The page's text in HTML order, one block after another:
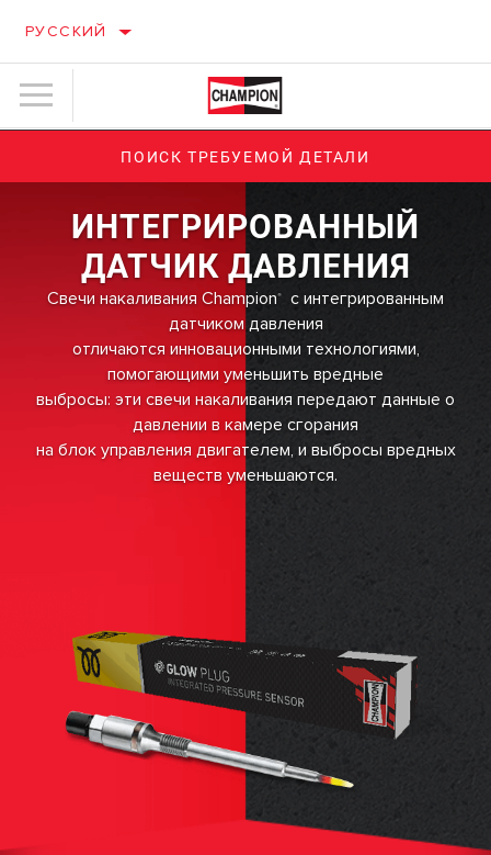
РУССКИЙ
ПОИСК ТРЕБУЕМОЙ ДЕТАЛИ
ИНТЕГРИРОВАННЫЙ
ДАТЧИК ДАВЛЕНИЯ
Свечи накаливания Champion®
с интегрированным
датчиком давления
отличаются инновационными технологиями,
помогающими уменьшить вредные
выбросы: эти свечи накаливания передают данные о
давлении в камере сгорания
на блок управления двигателем, и выбросы вредных
веществ уменьшаются.